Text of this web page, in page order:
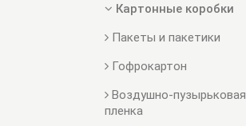
Картонные коробки
Пакеты и пакетики
Гофрокартон
Воздушно-пузырьковая
пленка